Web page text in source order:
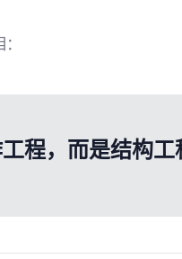
程，而是结构工